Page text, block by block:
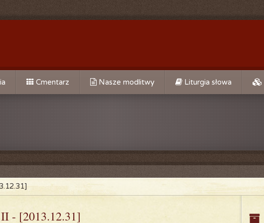
Cmentarz Nasze modlitwy
Do MB Nieustającej Pomocy
Liturgia słowa
II - [2013.12.31]